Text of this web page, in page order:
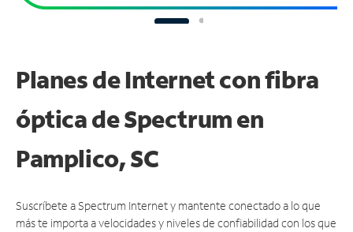
Planes de Internet con fibra
óptica de Spectrum en
Pamplico, SC
Suscríbete a Spectrum Internet y mantente conectado a lo que
más te importa a velocidades y niveles de confiabilidad con los que